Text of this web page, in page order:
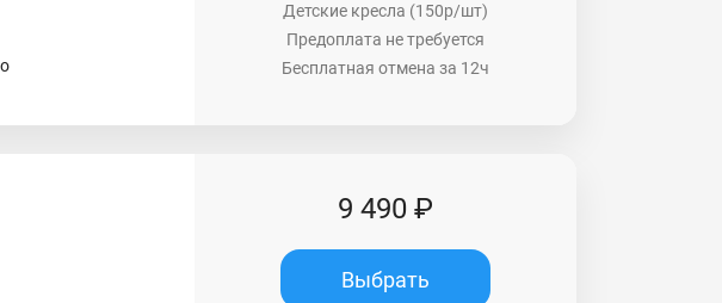
Детские кресла (150р/шт)
Предоплата не требуется
Бесплатная отмена за 12ч
9 490 ₽
Выбрать